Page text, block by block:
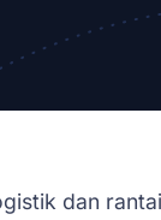
dan